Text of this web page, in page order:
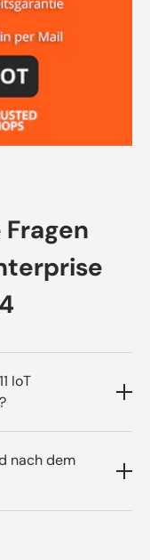
IoT
erhält
auf
nach dem
Link per